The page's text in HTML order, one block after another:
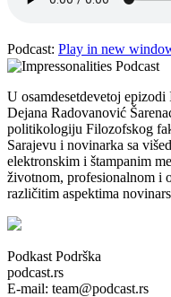
Podcast: Play in new
U osamdesetdevetoj epizodi
Dejana Radovanović
politikologiju Filozofskog
Sarajevu i novinarka sa
elektronskim i štampanim
životnom, profesionalnom i
različitim aspektima
Podkast Podrška
podcast.rs
E-mail: team@podcast.rs